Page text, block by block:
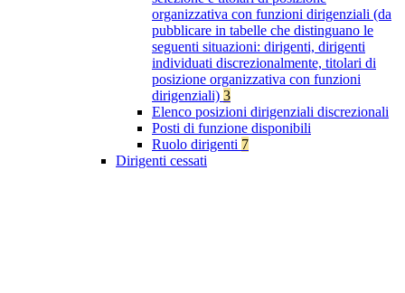
organizzativa con funzioni dirigenziali (da
pubblicare in tabelle che distinguano le
seguenti situazioni: dirigenti, dirigenti
individuati discrezionalmente, titolari di
posizione organizzativa con funzioni
dirigenziali) 3
Elenco posizioni dirigenziali discrezionali
Posti di funzione disponibili
Ruolo dirigenti 7
Dirigenti cessati